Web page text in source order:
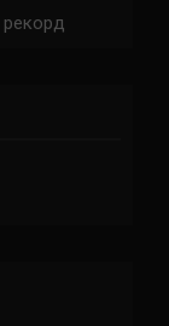
рекорд